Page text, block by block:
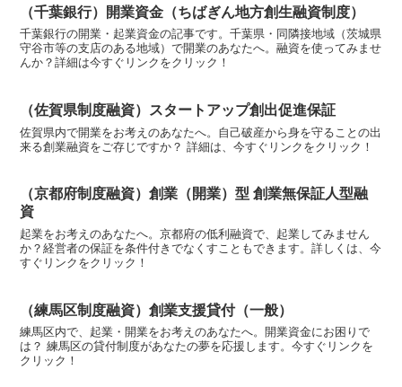
（千葉銀行）開業資金（ちばぎん地方創生融資制度）
千葉銀行の開業・起業資金の記事です。千葉県・同隣接地域（茨城県
守谷市等の支店のある地域）で開業のあなたへ。融資を使ってみませ
んか？詳細は今すぐリンクをクリック！
（佐賀県制度融資）スタートアップ創出促進保証
佐賀県内で開業をお考えのあなたへ。自己破産から身を守ることの出
来る創業融資をご存じですか？ 詳細は、今すぐリンクをクリック！
（京都府制度融資）創業（開業）型 創業無保証人型融
資
起業をお考えのあなたへ。京都府の低利融資で、起業してみません
か？経営者の保証を条件付きでなくすこともできます。詳しくは、今
すぐリンクをクリック！
（練馬区制度融資）創業支援貸付（一般）
練馬区内で、起業・開業をお考えのあなたへ。開業資金にお困りで
は？ 練馬区の貸付制度があなたの夢を応援します。今すぐリンクを
クリック！